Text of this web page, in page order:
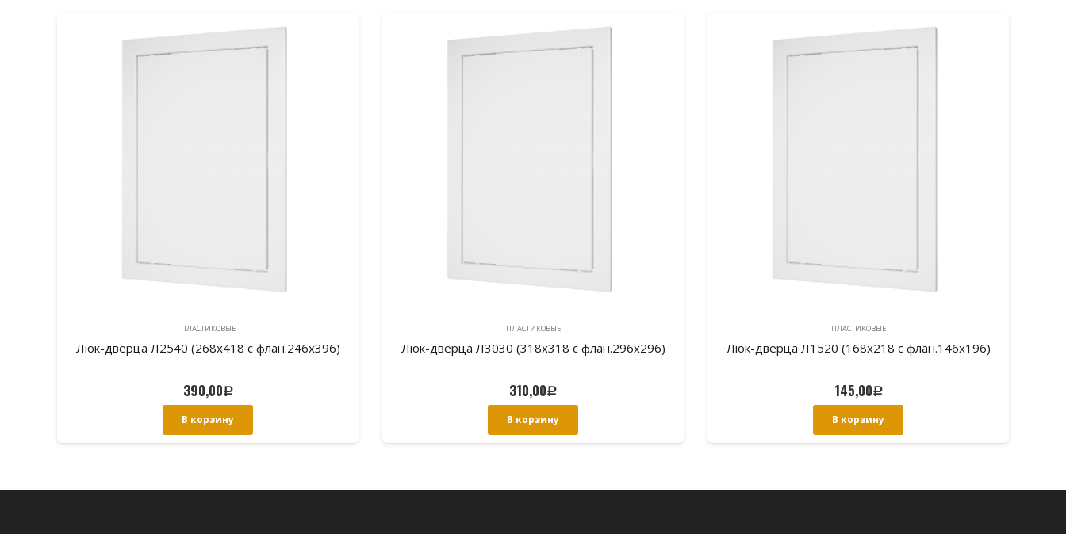
ПЛАСТИКОВЫЕ
Люк-дверца Л2540 (268х418 с флан.246х396)
390,00Р
В корзину
ПЛАСТИКОВЫЕ
Люк-дверца Л3030 (318х318 с флан.296х296)
310,00Р
В корзину
ПЛАСТИКОВЫЕ
Люк-дверца Л1520 (168х218 с флан.146х196)
145,00Р
В корзину